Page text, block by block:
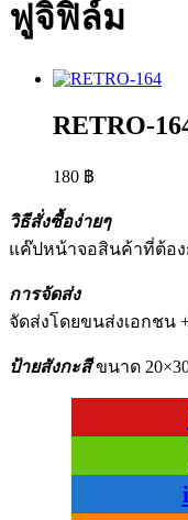
ฟูจิฟิล์ม
RETRO-
180 ฿
วิธีสั่งซื้อง่ายๆ
แค๊ปหน้าจอสินค้าที่ต้อง
การจัดส่ง
จัดส่งโดยขนส่งเอกชน
ป้ายสังกะสีขนาด